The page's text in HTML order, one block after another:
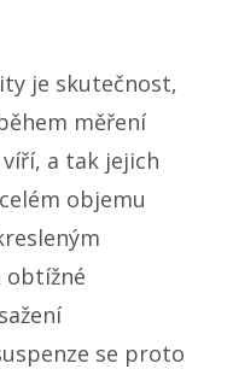
je skutečnost,
měření
a tak jejich
objemu
obtížné
se proto